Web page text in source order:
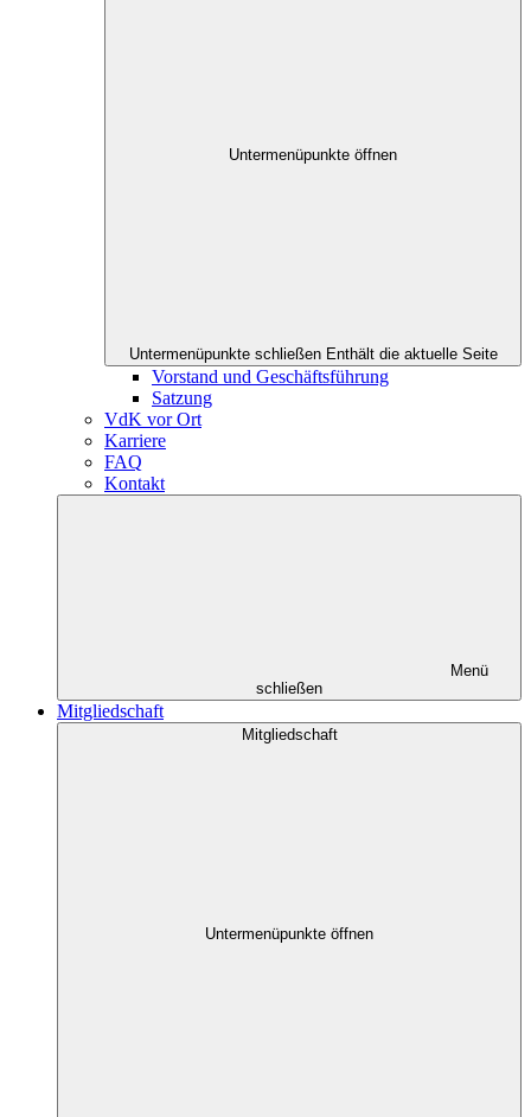
Untermenüpunkte öffnen
Untermenüpunkte schließen Enthält die aktuelle Seite
Vorstand und Geschäftsführung
Satzung
VdK vor Ort
Karriere
FAQ
Kontakt
Menü
schließen
Mitgliedschaft
Mitgliedschaft
Untermenüpunkte öffnen